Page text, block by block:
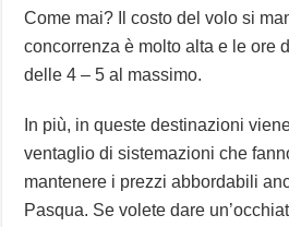
Come mai? Il costo del volo si
concorrenza è molto alta e le ore
delle 4 – 5 al massimo.
In più, in queste destinazioni
ventaglio di sistemazioni che
mantenere i prezzi abbordabili
Pasqua. Se volete dare